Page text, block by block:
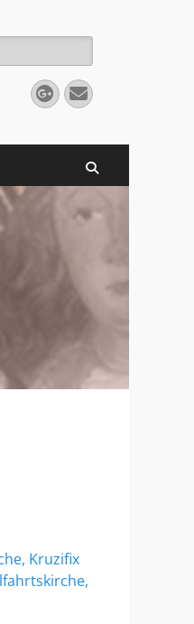
Googleplus
E-
Mail
Kruzifix